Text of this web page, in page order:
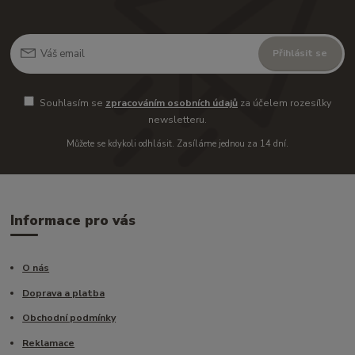
Přihlásit se
Souhlasím se zpracováním osobních údajůza účelem rozesílky
newsletteru.
Můžete se kdykoli odhlásit. Zasíláme jednou za 14 dní.
Informace pro vás
O nás
Doprava a platba
Obchodní podmínky
Reklamace